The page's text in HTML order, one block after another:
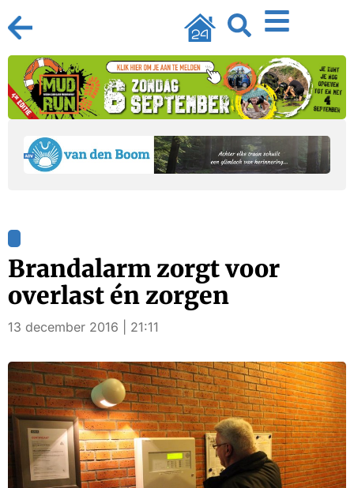
Brandalarm zorgt voor
overlast én zorgen
13 december 2016 | 21:11